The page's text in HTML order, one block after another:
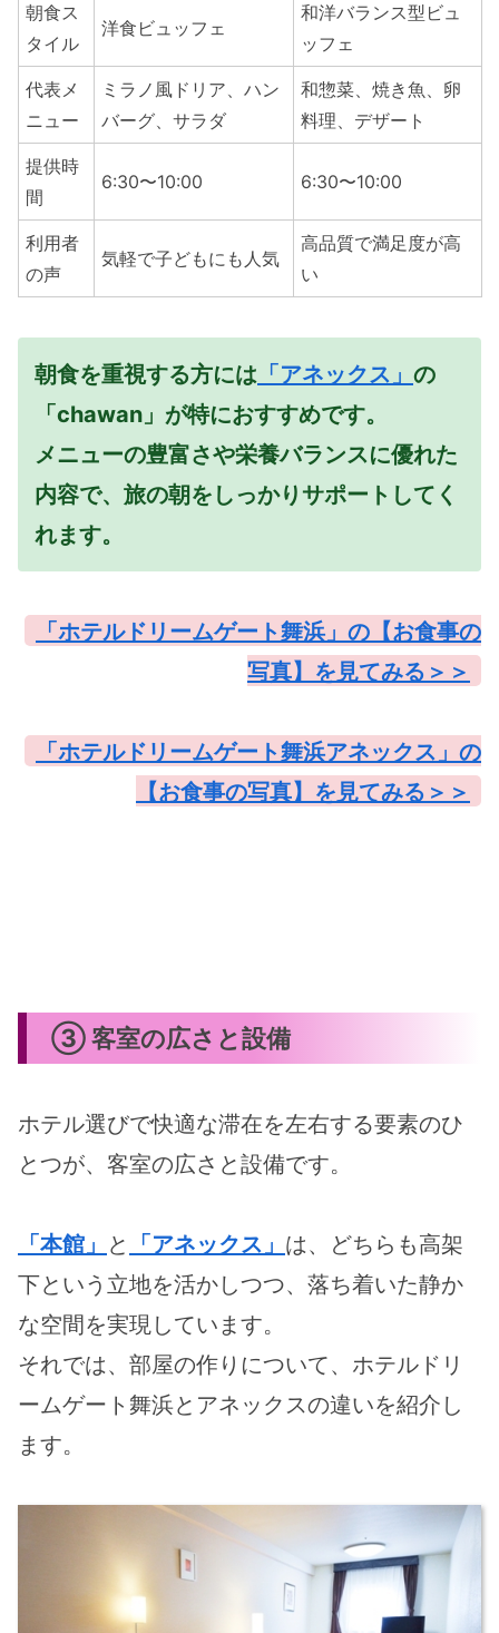
朝食ス
タイル
洋食ビュッフェ
和洋バランス型ビュ
ッフェ
代表メ
ニュー
ミラノ風ドリア、ハン
バーグ、サラダ
和惣菜、焼き魚、卵
料理、デザート
提供時
間
6:30〜10:00 6:30〜10:00
利用者
の声
気軽で子どもにも人気
高品質で満足度が高
い
朝食を重視する方には 「アネックス」 の
「chawan」が特におすすめです。
メニューの豊富さや栄養バランスに優れた
内容で、旅の朝をしっかりサポートしてく
れます。
「ホテルドリームゲート舞浜」の【お食事の
写真】を見てみる＞＞
「ホテルドリームゲート舞浜アネックス」の
【お食事の写真】を見てみる＞＞
③ 客室の広さと設備
ホテル選びで快適な滞在を左右する要素のひ
とつが、客室の広さと設備です。
「本館」 と 「アネックス」 は、どちらも高架
下という立地を活かしつつ、落ち着いた静か
な空間を実現しています。
それでは、部屋の作りについて、ホテルドリ
ームゲート舞浜とアネックスの違いを紹介し
ます。